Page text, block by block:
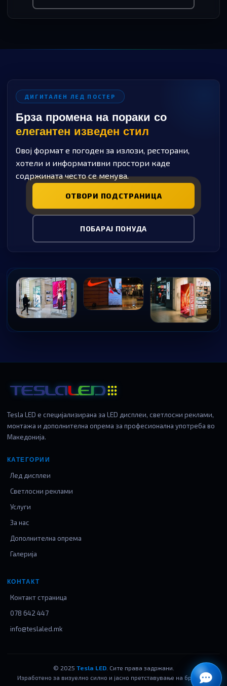
ДИГИТАЛЕН ЛЕД ПОСТЕР
Брза промена на пораки со
елегантен изведен стил
Овој формат е погоден за излози, ресторани,
хотели и информативни простори каде
содржината често се менува.
ОТВОРИ ПОДСТРАНИЦА
ПОБАРАЈ ПОНУДА
Tesla LED е специјализирана за LED дисплеи, светлосни реклами,
монтажа и дополнителна опрема за професионална употреба во
Македонија.
КАТЕГОРИИ
Лед дисплеи
Светлосни реклами
Услуги
За нас
Дополнителна опрема
Галерија
КОНТАКТ
Контакт страница
078 642 447
info@teslaled.mk
© 2025 Tesla LED. Сите права задржани.
Изработено за визуелно силно и јасно претставување на брендот.